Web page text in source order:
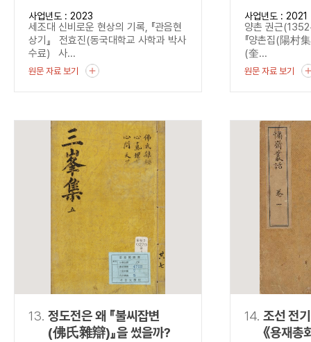
사업년도 : 2023
세조대 신비로운 현상의 기록, 『관음현
상기』 전효진(동국대학교 사학과 박사
수료) 사...
원문 자료 보기
사업년도 : 2021
양촌 권근
『양촌집(陽村集
(奎...
원문 자료 보기
13. 정도전은 왜 『불씨잡변
(佛氏雜辯)』을 썼을까?
14. 조선 전
《용재